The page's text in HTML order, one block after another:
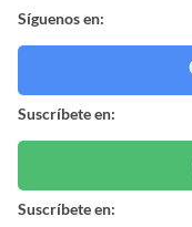
Síguenos en:
Suscríbete en:
Suscríbete en: